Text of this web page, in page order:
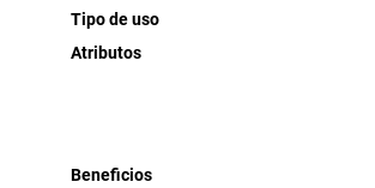
Tipo de uso
Atributos
Beneficios